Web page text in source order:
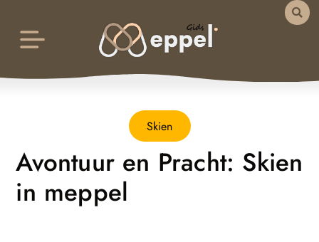
Skien
Avontuur en Pracht: Skien
in meppel